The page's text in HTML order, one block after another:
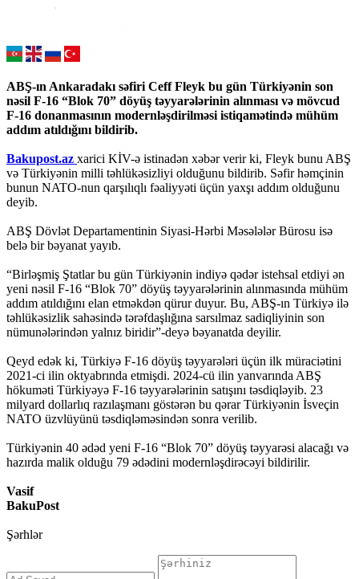
ABŞ-ın Ankaradakı səfiri Ceff Fleyk bu gün Türkiyənin son
nəsil F-16 “Blok 70” döyüş təyyarələrinin alınması və mövcud
F-16 donanmasının modernləşdirilməsi istiqamətində mühüm
addım atıldığını bildirib.
Bakupost.az xarici KİV-ə istinadən xəbər verir ki, Fleyk bunu ABŞ
və Türkiyənin milli təhlükəsizliyi olduğunu bildirib. Səfir həmçinin
bunun NATO-nun qarşılıqlı fəaliyyəti üçün yaxşı addım olduğunu
deyib.
ABŞ Dövlət Departamentinin Siyasi-Hərbi Məsələlər Bürosu isə
belə bir bəyanat yayıb.
“Birləşmiş Ştatlar bu gün Türkiyənin indiyə qədər istehsal etdiyi ən
yeni nəsil F-16 “Blok 70” döyüş təyyarələrinin alınmasında mühüm
addım atıldığını elan etməkdən qürur duyur. Bu, ABŞ-ın Türkiyə ilə
təhlükəsizlik sahəsində tərəfdaşlığına sarsılmaz sadiqliyinin son
nümunələrindən yalnız biridir”-deyə bəyanatda deyilir.
Qeyd edək ki, Türkiyə F-16 döyüş təyyarələri üçün ilk müraciətini
2021-ci ilin oktyabrında etmişdi. 2024-cü ilin yanvarında ABŞ
hökuməti Türkiyəyə F-16 təyyarələrinin satışını təsdiqləyib. 23
milyard dollarlıq razılaşmanı göstərən bu qərar Türkiyənin İsveçin
NATO üzvlüyünü təsdiqləməsindən sonra verilib.
Türkiyənin 40 ədəd yeni F-16 “Blok 70” döyüş təyyarəsi alacağı və
hazırda malik olduğu 79 ədədini modernləşdirəcəyi bildirilir.
Vasif
BakuPost
Şərhlər